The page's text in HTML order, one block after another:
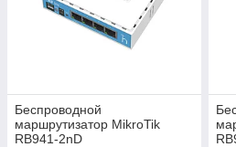
Беспроводной
маршрутизатор MikroTik
RB941-2nD